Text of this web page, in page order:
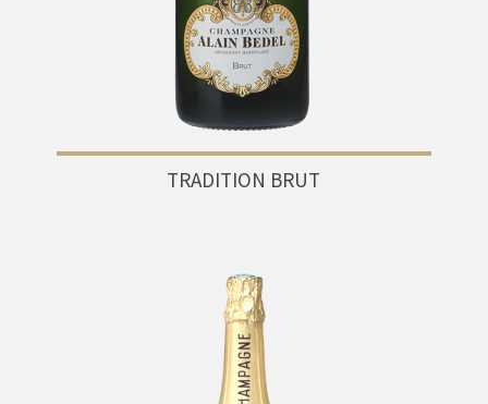
TRADITION BRUT